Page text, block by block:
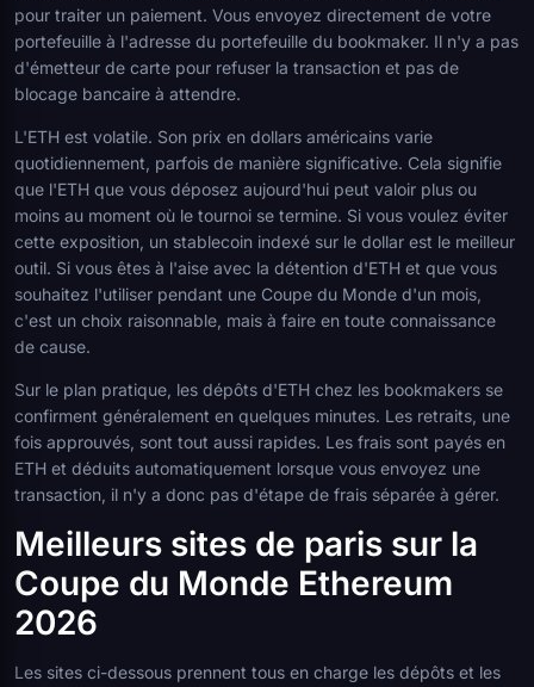
pour traiter un paiement. Vous envoyez directement de votre
portefeuille à l'adresse du portefeuille du bookmaker. Il n'y a pas
d'émetteur de carte pour refuser la transaction et pas de
blocage bancaire à attendre.
L'ETH est volatile. Son prix en dollars américains varie
quotidiennement, parfois de manière significative. Cela signifie
que l'ETH que vous déposez aujourd'hui peut valoir plus ou
moins au moment où le tournoi se termine. Si vous voulez éviter
cette exposition, un stablecoin indexé sur le dollar est le meilleur
outil. Si vous êtes à l'aise avec la détention d'ETH et que vous
souhaitez l'utiliser pendant une Coupe du Monde d'un mois,
c'est un choix raisonnable, mais à faire en toute connaissance
de cause.
Sur le plan pratique, les dépôts d'ETH chez les bookmakers se
confirment généralement en quelques minutes. Les retraits, une
fois approuvés, sont tout aussi rapides. Les frais sont payés en
ETH et déduits automatiquement lorsque vous envoyez une
transaction, il n'y a donc pas d'étape de frais séparée à gérer.
Meilleurs sites de paris sur la
Coupe du Monde Ethereum
2026
Les sites ci-dessous prennent tous en charge les dépôts et les